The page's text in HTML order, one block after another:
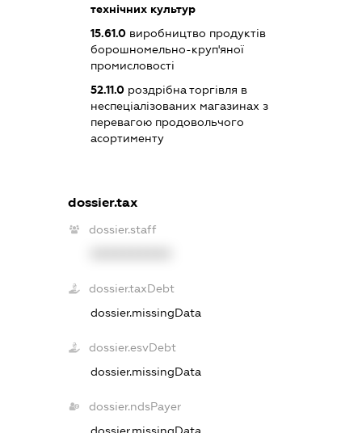
технічних культур
15.61.0виробництво продуктів
борошномельно-круп'яної
промисловості
52.11.0роздрібна торгівля в
неспеціалізованих магазинах з
перевагою продовольчого
асортименту
dossier.tax
dossier.staff
dossier.taxDebt
dossier.missingData
dossier.esvDebt
dossier.missingData
dossier.ndsPayer